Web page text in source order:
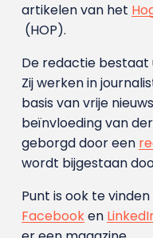
artikelen van het
(HOP).
De redactie bestaat
Zij werken in
basis van vrije
beïnvloeding van
geborgd door een
wordt bijgestaan
Punt is ook te
Facebooken